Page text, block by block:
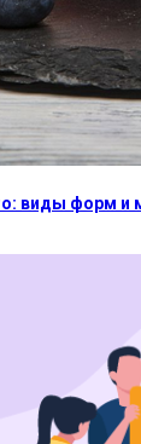
виды форм и